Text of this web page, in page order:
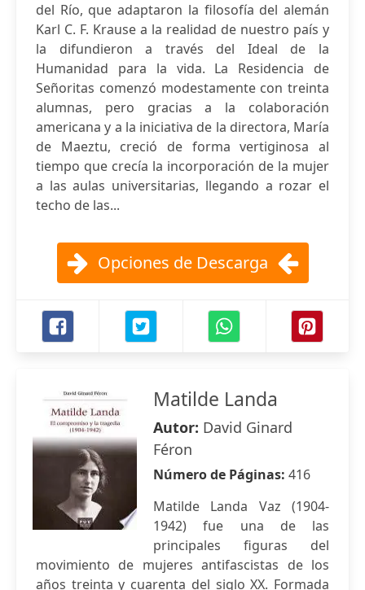
del Río, que adaptaron la filosofía del alemán
Karl C. F. Krause a la realidad de nuestro país y
la difundieron a través del Ideal de la
Humanidad para la vida. La Residencia de
Señoritas comenzó modestamente con treinta
alumnas, pero gracias a la colaboración
americana y a la iniciativa de la directora, María
de Maeztu, creció de forma vertiginosa al
tiempo que crecía la incorporación de la mujer
a las aulas universitarias, llegando a rozar el
techo de las...
Opciones de Descarga
Matilde Landa
Autor: David Ginard
Féron
Número de Páginas: 416
Matilde Landa Vaz (1904-
1942) fue una de las
principales figuras del
movimiento de mujeres antifascistas de los
años treinta y cuarenta del siglo XX. Formada